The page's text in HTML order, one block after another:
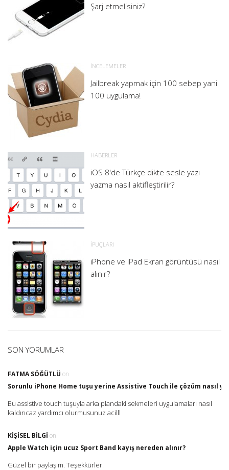
Şarj etmelisiniz?
İNCELEMELER
Jailbreak yapmak için 100 sebep yani
100 uygulama!
HABERLER
iOS 8'de Türkçe dikte sesle yazı
yazma nasıl aktifleştirilir?
İPUÇLARI
iPhone ve iPad Ekran görüntüsü nasıl
alınır?
SON YORUMLAR
FATMA SÖĞÜTLÜ on
Sorunlu iPhone Home tuşu yerine Assistive Touch ile çözüm nasıl
Bu assistive touch tuşuyla arka plandaki sekmeleri uygulamaları nasıl
kaldırıcaz yardımcı olurmusunuz acilll
KIŞISEL BILGI on
Apple Watch için ucuz Sport Band kayış nereden alınır?
Güzel bir paylaşım. Teşekkürler.